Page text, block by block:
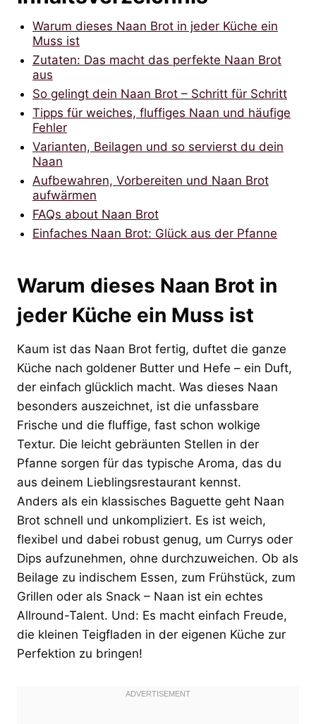
Warum dieses Naan Brot in jeder Küche ein
Muss ist
Zutaten: Das macht das perfekte Naan Brot
aus
So gelingt dein Naan Brot – Schritt für Schritt
Tipps für weiches, fluffiges Naan und häufige
Fehler
Varianten, Beilagen und so servierst du dein
Naan
Aufbewahren, Vorbereiten und Naan Brot
aufwärmen
FAQs about Naan Brot
Einfaches Naan Brot: Glück aus der Pfanne
Warum dieses Naan Brot in
jeder Küche ein Muss ist
Kaum ist das Naan Brot fertig, duftet die ganze
Küche nach goldener Butter und Hefe – ein Duft,
der einfach glücklich macht. Was dieses Naan
besonders auszeichnet, ist die unfassbare
Frische und die fluffige, fast schon wolkige
Textur. Die leicht gebräunten Stellen in der
Pfanne sorgen für das typische Aroma, das du
aus deinem Lieblingsrestaurant kennst.
Anders als ein klassisches Baguette geht Naan
Brot schnell und unkompliziert. Es ist weich,
flexibel und dabei robust genug, um Currys oder
Dips aufzunehmen, ohne durchzuweichen. Ob als
Beilage zu indischem Essen, zum Frühstück, zum
Grillen oder als Snack – Naan ist ein echtes
Allround-Talent. Und: Es macht einfach Freude,
die kleinen Teigfladen in der eigenen Küche zur
Perfektion zu bringen!